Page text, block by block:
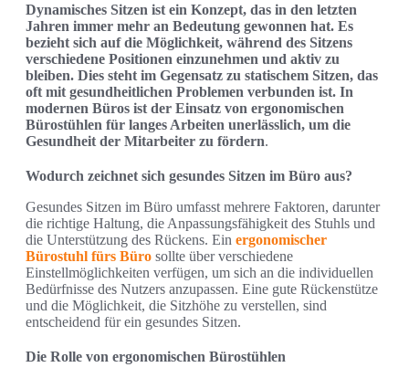
Dynamisches Sitzen ist ein Konzept, das in den letzten
Jahren immer mehr an Bedeutung gewonnen hat. Es
bezieht sich auf die Möglichkeit, während des Sitzens
verschiedene Positionen einzunehmen und aktiv zu
bleiben. Dies steht im Gegensatz zu statischem Sitzen, das
oft mit gesundheitlichen Problemen verbunden ist. In
modernen Büros ist der Einsatz von ergonomischen
Bürostühlen für langes Arbeiten unerlässlich, um die
Gesundheit der Mitarbeiter zu fördern.
Wodurch zeichnet sich gesundes Sitzen im Büro aus?
Gesundes Sitzen im Büro umfasst mehrere Faktoren, darunter
die richtige Haltung, die Anpassungsfähigkeit des Stuhls und
die Unterstützung des Rückens. Ein ergonomischer
Bürostuhl fürs Büro sollte über verschiedene
Einstellmöglichkeiten verfügen, um sich an die individuellen
Bedürfnisse des Nutzers anzupassen. Eine gute Rückenstütze
und die Möglichkeit, die Sitzhöhe zu verstellen, sind
entscheidend für ein gesundes Sitzen.
Die Rolle von ergonomischen Bürostühlen